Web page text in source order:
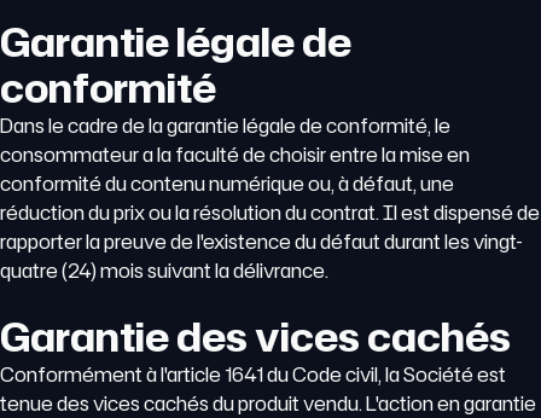
Garantie légale de
conformité
Dans le cadre de la garantie légale de conformité, le
consommateur a la faculté de choisir entre la mise en
conformité du contenu numérique ou, à défaut, une
réduction du prix ou la résolution du contrat. Il est dispensé de
rapporter la preuve de l'existence du défaut durant les vingt-
quatre (24) mois suivant la délivrance.
Garantie des vices cachés
Conformément à l'article 1641 du Code civil, la Société est
tenue des vices cachés du produit vendu. L'action en garantie